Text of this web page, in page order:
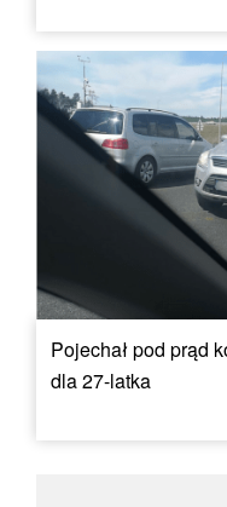
Pojechał pod prąd
dla 27-latka